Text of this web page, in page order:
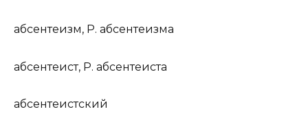
абсентеизм, Р. абсентеизма
абсентеист, Р. абсентеиста
абсентеистский